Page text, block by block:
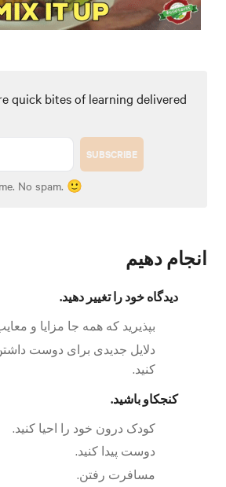
quick bites of learning delivered
SUBSCRIBE
No spam. 🙂
انجام دهیم
دیدگاه خود را تغییر دهید.
بپذیرید که همه جا مزایا و
دلایل جدیدی برای دوست
کنید.
کنجکاو باشید.
کودک درون خود را احیا کنید.
دوست پیدا کنید.
مسافرت رفتن.